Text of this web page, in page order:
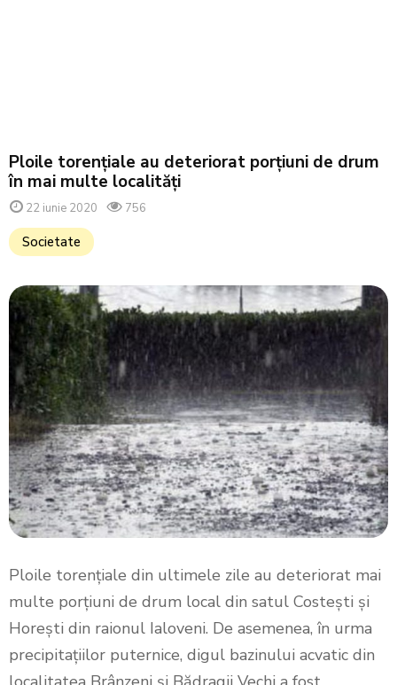
Ploile torențiale au deteriorat porțiuni de drum
în mai multe localități
22 iunie 2020 756
Societate
Ploile torențiale din ultimele zile au deteriorat mai
multe porțiuni de drum local din satul Costești și
Horești din raionul Ialoveni. De asemenea, în urma
precipitațiilor puternice, digul bazinului acvatic din